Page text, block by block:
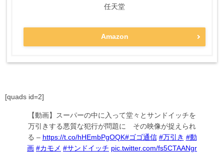
任天堂
Amazon
[quads id=2]
【動画】スーパーの中に入って堂々とサンドイッチを
万引きする悪質な犯行が問題に その映像が捉えられ
る – https://t.co/hHEmbPgOQK#ゴゴ通信 #万引き #動
画 #カモメ #サンドイッチ pic.twitter.com/fs5CTAANgr